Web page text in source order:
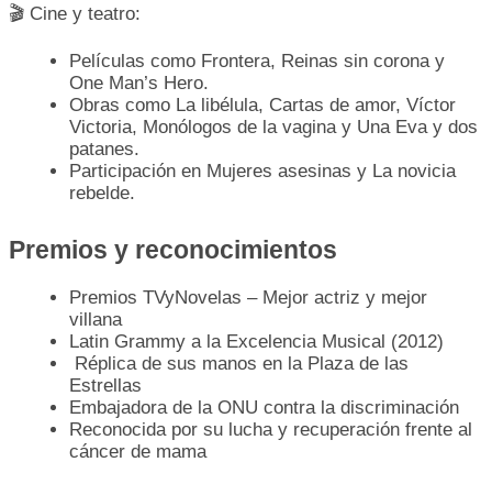
🎬 Cine y teatro:
Películas como Frontera, Reinas sin corona y
One Man’s Hero.
Obras como La libélula, Cartas de amor, Víctor
Victoria, Monólogos de la vagina y Una Eva y dos
patanes.
Participación en Mujeres asesinas y La novicia
rebelde.
Premios y reconocimientos
Premios TVyNovelas – Mejor actriz y mejor
villana
Latin Grammy a la Excelencia Musical (2012)
Réplica de sus manos en la Plaza de las
Estrellas
Embajadora de la ONU contra la discriminación
Reconocida por su lucha y recuperación frente al
cáncer de mama